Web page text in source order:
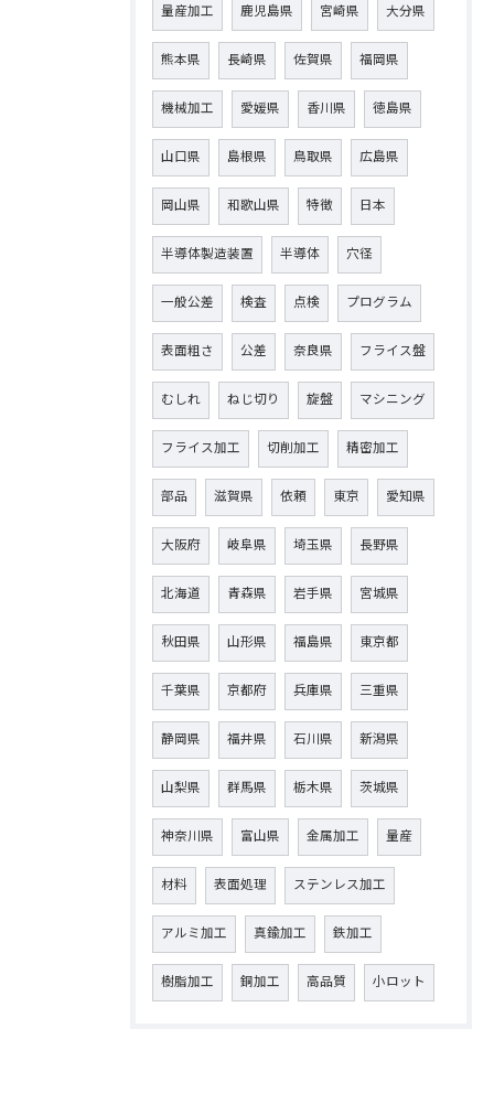
量産加工 鹿児島県 宮崎県 大分県
熊本県 長崎県 佐賀県 福岡県
機械加工 愛媛県 香川県 徳島県
山口県 島根県 鳥取県 広島県
岡山県 和歌山県 特徴 日本
半導体製造装置 半導体 穴径
一般公差 検査 点検 プログラム
表面粗さ 公差 奈良県 フライス盤
むしれ ねじ切り 旋盤 マシニング
フライス加工 切削加工 精密加工
部品 滋賀県 依頼 東京 愛知県
大阪府 岐阜県 埼玉県 長野県
北海道 青森県 岩手県 宮城県
秋田県 山形県 福島県 東京都
千葉県 京都府 兵庫県 三重県
静岡県 福井県 石川県 新潟県
山梨県 群馬県 栃木県 茨城県
神奈川県 富山県 金属加工 量産
材料 表面処理 ステンレス加工
アルミ加工 真鍮加工 鉄加工
樹脂加工 銅加工 高品質 小ロット